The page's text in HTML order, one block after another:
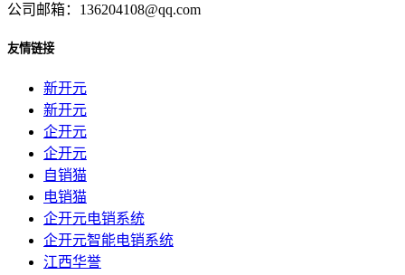
公司邮箱：136204108@qq.com
友情链接
新开元
新开元
企开元
企开元
自销猫
电销猫
企开元电销系统
企开元智能电销系统
江西华誉